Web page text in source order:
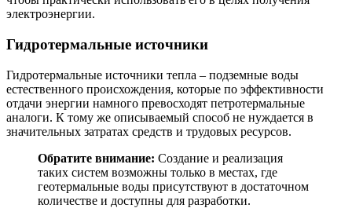
электроэнергии.
Гидротермальные источники
Гидротермальные источники тепла – подземные воды
естественного происхождения, которые по эффективности
отдачи энергии намного превосходят петротермальные
аналоги. К тому же описываемый способ не нуждается в
значительных затратах средств и трудовых ресурсов.
Обратите внимание: Создание и реализация
таких систем возможны только в местах, где
геотермальные воды присутствуют в достаточном
количестве и доступны для разработки.